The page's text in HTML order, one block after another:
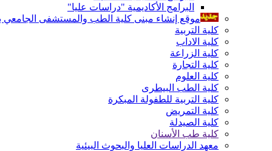
البرامج الأكاديمية "دراسات عليا"
موقع إنشاء مبنى كلية الطب والمستشفى الجامعي
كلية التربية
كلية الاداب
كلية الزراعة
كلية التجارة
كلية العلوم
كلية الطب البيطرى
كلية التربية للطفولة المبكرة
كلية التمريض
كلية الصيدلة
كلية طب الأسنان
معهد الدراسات العليا والبحوث البيئية